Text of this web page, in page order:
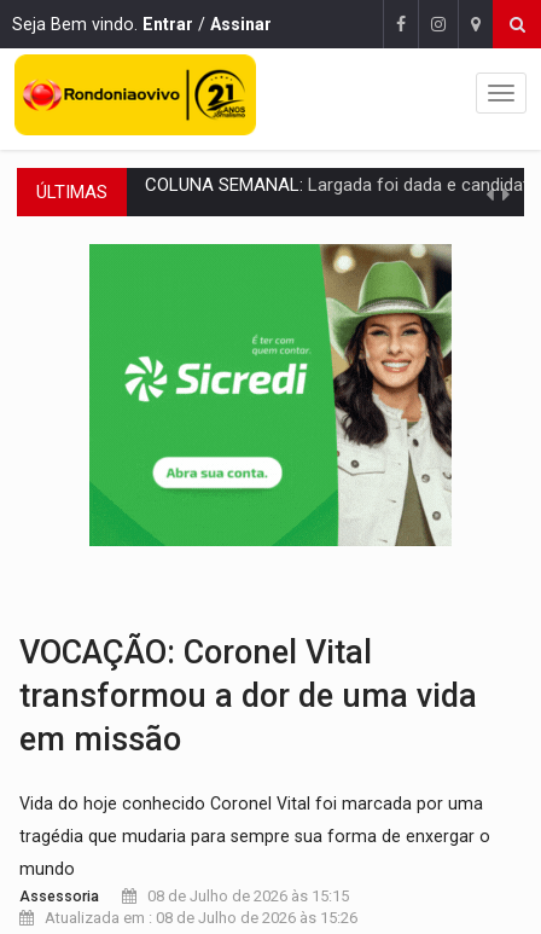
Seja Bem vindo. Entrar / Assinar
ÚLTIMAS SOB SUSPEITA:Entrega de 286 máquinas em Rondônia coincide com
ARTIGO:Reter até 50% no distrato imobiliário é legal, mas não pode
DO HOSPITAL AO CAMPO: Veja as mais de 200 ações de Marcos
Grupo Nova Era amplia presença em PVH e transforma Aramix
ROTA GLOBAL:PCC amplia presença internacional e transforma Brasil em
CONEXÃO RONDONIAOVIVO:Museólogo Antônio Ocampo conduz a história de
EXTENSÃO DE DANOS: Ferroviários pedem ao Iphan recuperação de área
VARIANDO O CARDÁPIO: Veja essa receita de carne assada para o
VOCAÇÃO: Coronel Vital
transformou a dor de uma vida
em missão
Vida do hoje conhecido Coronel Vital foi marcada por uma
tragédia que mudaria para sempre sua forma de enxergar o
mundo
Assessoria
08 de Julho de 2026 às 15:15
Atualizada em : 08 de Julho de 2026 às 15:26